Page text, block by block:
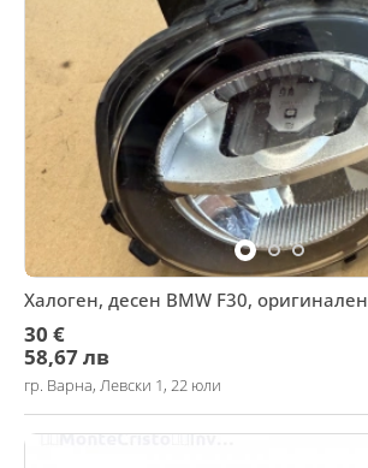
Халоген, десен BMW F30, оригинален
30 €
58,67 лв
гр. Варна, Левски 1, 22 юли